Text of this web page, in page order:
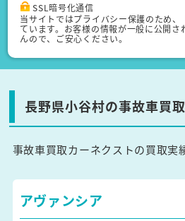
SSL暗号化通信
当サイトではプライバシー保護のため
ています。お客様の情報が一般に公開さ
んので、ご安心ください。
長野県小谷村の事故車買
事故車買取カーネクストの買取実
アヴァンシア